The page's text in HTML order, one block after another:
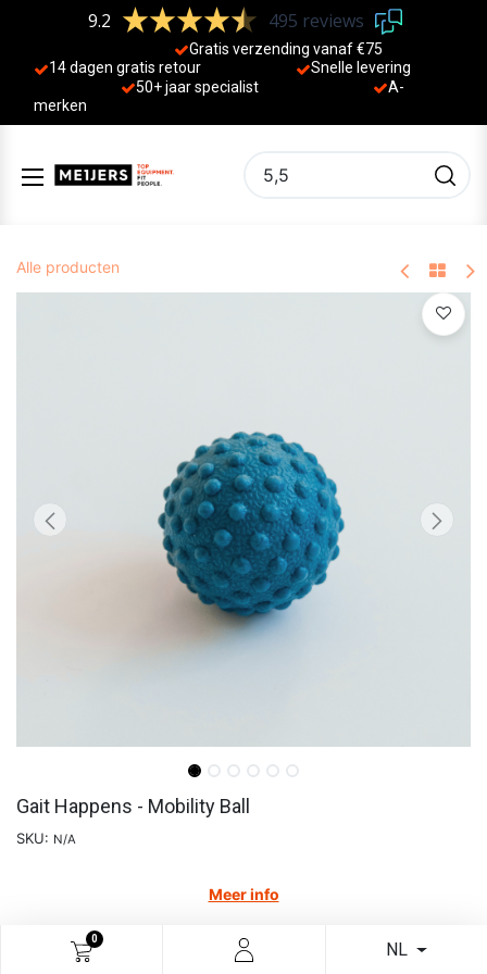
0
NL
9.2 495 reviews
Gratis verzending vanaf €75
14 dagen gratis retour
Sne lle levering
50+ jaar specialist
A-
merken
Alle producten
Gait Happens - Mobility Ball
SKU: N/A
Meer info